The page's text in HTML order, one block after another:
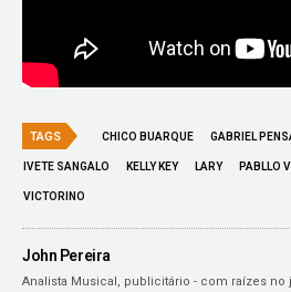
TAGS CHICO BUARQUE GABRIEL
IVETE SANGALO KELLY KEY LARY PABLLO
VICTORINO
John Pereira
Analista Musical, publicitário - com raízes no